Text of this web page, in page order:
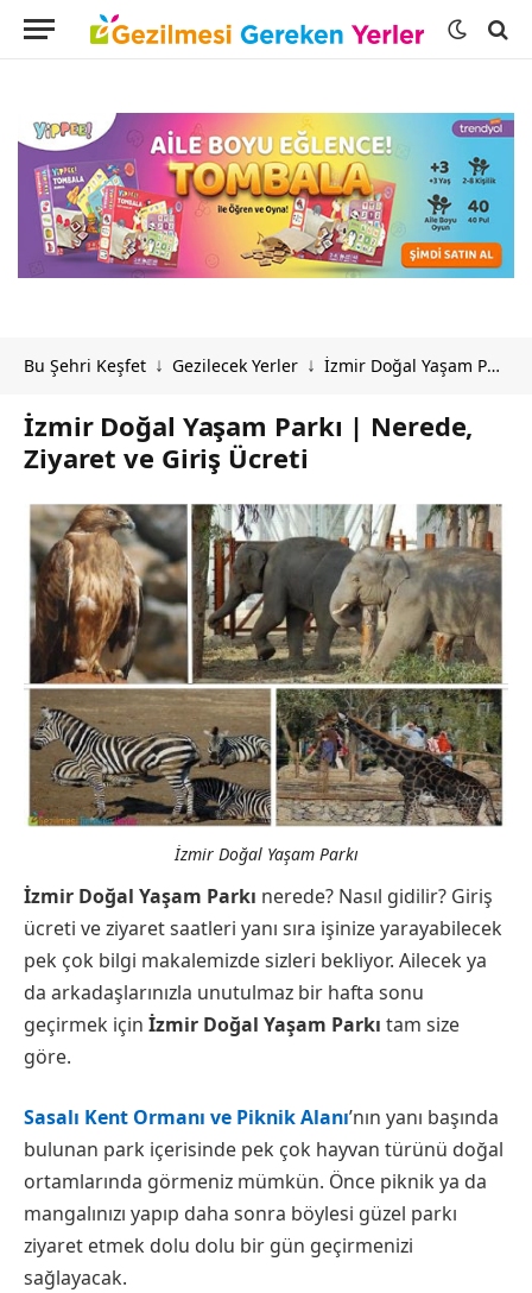
Bu Şehri Keşfet ↓ Gezilecek Yerler ↓ İzmir Doğal Yaşam Parkı | Nerede, Ziyaret ve Giriş Ücreti
İzmir Doğal Yaşam Parkı | Nerede,
Ziyaret ve Giriş Ücreti
İzmir Doğal Yaşam Parkı
İzmir Doğal Yaşam Parkı nerede? Nasıl gidilir? Giriş
ücreti ve ziyaret saatleri yanı sıra işinize yarayabilecek
pek çok bilgi makalemizde sizleri bekliyor. Ailecek ya
da arkadaşlarınızla unutulmaz bir hafta sonu
geçirmek için İzmir Doğal Yaşam Parkı tam size
göre.
Sasalı Kent Ormanı ve Piknik Alanı’nın yanı başında
bulunan park içerisinde pek çok hayvan türünü doğal
ortamlarında görmeniz mümkün. Önce piknik ya da
mangalınızı yapıp daha sonra böylesi güzel parkı
ziyaret etmek dolu dolu bir gün geçirmenizi
sağlayacak.